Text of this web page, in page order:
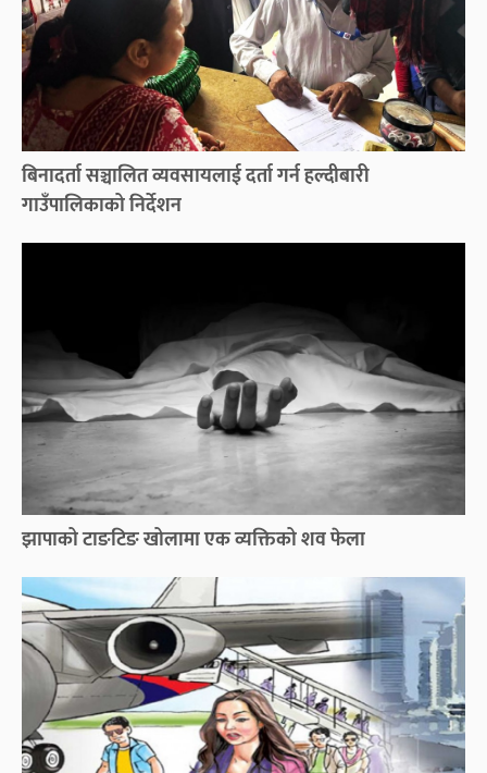
बिनादर्ता सञ्चालित व्यवसायलाई दर्ता गर्न हल्दीबारी
गाउँपालिकाको निर्देशन
झापाको टाङटिङ खोलामा एक व्यक्तिको शव फेला